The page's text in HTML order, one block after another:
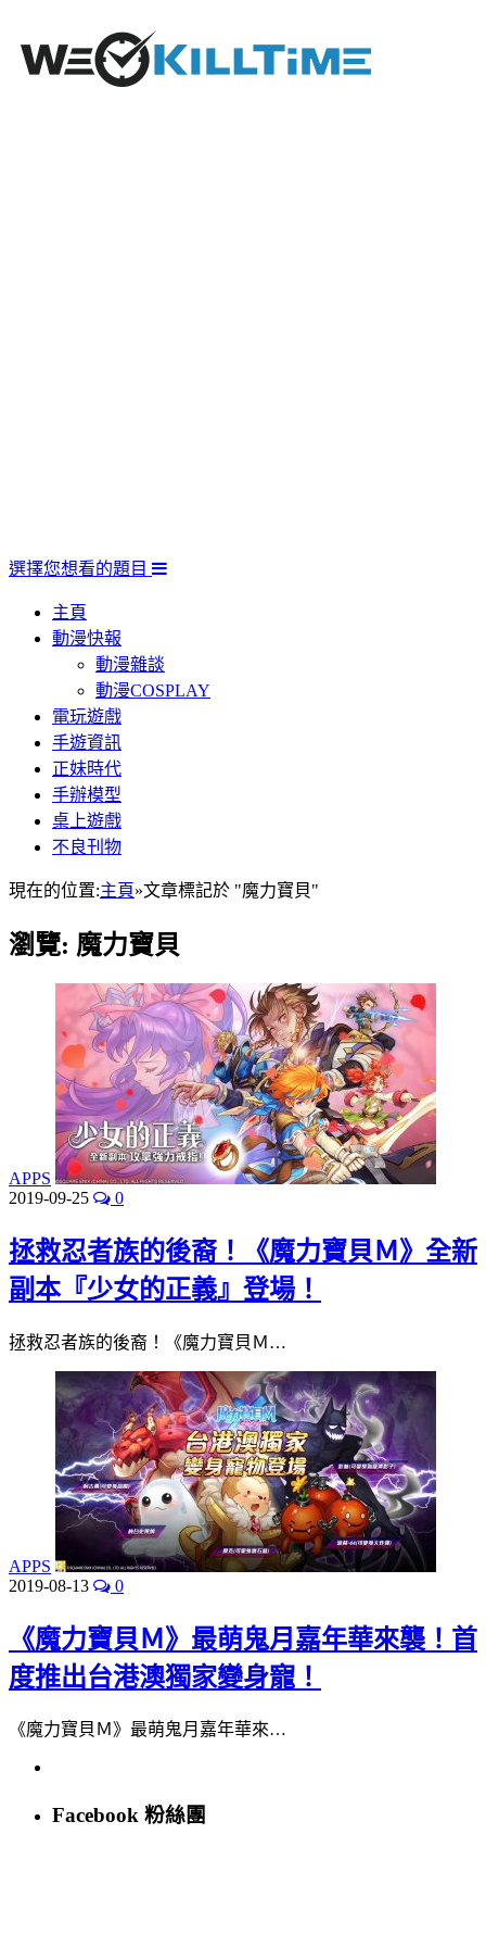
選擇您想看的題目
主頁
動漫快報
動漫雜談
動漫COSPLAY
電玩遊戲
手遊資訊
正妹時代
手辦模型
桌上遊戲
不良刊物
現在的位置:主頁»文章標記於 "魔力寶貝"
瀏覽: 魔力寶貝
APPS
2019-09-25
0
拯救忍者族的後裔！《魔力寶貝Ｍ》全新
副本『少女的正義』登場！
拯救忍者族的後裔！《魔力寶貝Ｍ…
APPS
2019-08-13
0
《魔力寶貝Ｍ》最萌鬼月嘉年華來襲！首
度推出台港澳獨家變身寵！
《魔力寶貝Ｍ》最萌鬼月嘉年華來…
Facebook 粉絲團